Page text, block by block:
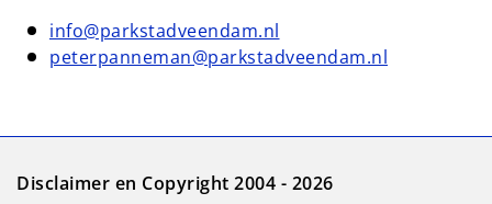
info@parkstadveendam.nl
peterpanneman@parkstadveendam.nl
Disclaimer en Copyright 2004 - 2026